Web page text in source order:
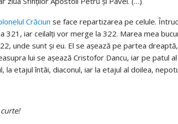
Crăciun se face repartizarea pe celule.
321, iar ceilalţi vor merge la 322. Marea mea
unde sunt şi eu. El se aşează pe partea
lui se aşează Cristofor Dancu, iar pe patul
la etajul întâi, diaconul, iar la etajul al doilea,